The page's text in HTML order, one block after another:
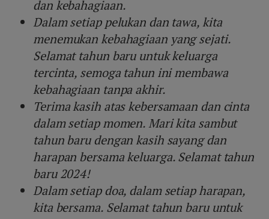
dan kebahagiaan.
Dalam setiap pelukan dan tawa, kita
menemukan kebahagiaan yang sejati.
Selamat tahun baru untuk keluarga
tercinta, semoga tahun ini membawa
kebahagiaan tanpa akhir.
Terima kasih atas kebersamaan dan cinta
dalam setiap momen. Mari kita sambut
tahun baru dengan kasih sayang dan
harapan bersama keluarga. Selamat tahun
baru 2024!
Dalam setiap doa, dalam setiap harapan,
kita bersama. Selamat tahun baru untuk